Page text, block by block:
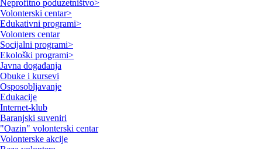
Neprofitno poduzetništvo>
Volonterski centar>
Edukativni programi>
Volonters centar
Socijalni programi>
Ekološki programi>
Javna događanja
Obuke i kursevi
Osposobljavanje
Edukacije
Internet-klub
Baranjski suveniri
"Oazin" volonterski centar
Volonterske akcije